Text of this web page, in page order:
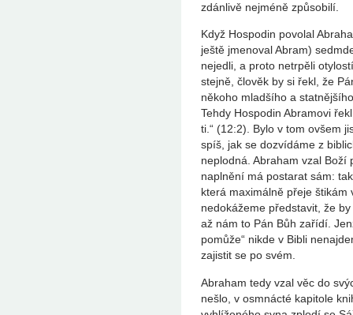
zdánlivě nejméně způsobilí.
Když Hospodin povolal
ještě jmenoval Abram)
nejedli, a proto netrpěli
stejně, člověk by si řekl, že
někoho mladšího a
Tehdy Hospodin Abramovi
ti.“ (12:2). Bylo v tom ovšem
spíš, jak se dozvídáme z
neplodná. Abraham vzal
naplnění má postarat sám:
která maximálně přeje
nedokážeme představit, že
až nám to Pán Bůh zařídí.
pomůže“ nikde v Bibli
zajistit se po svém.
Abraham tedy vzal věc do
nešlo, v osmnácté kapitole